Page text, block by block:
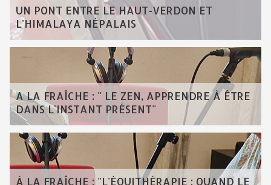
UN PONT ENTRE LE HAUT-VERDON ET
L'HIMALAYA NÉPALAIS
A LA FRAÎCHE : " LE ZEN, APPRENDRE À ÊTRE
DANS L'INSTANT PRÉSENT"
À LA FRAÎCHE : "L'ÉQUITHÉRAPIE : QUAND LE